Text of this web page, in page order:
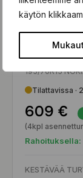
käytön
Nokian
195/70R15
Tilattavissa ·
609 €
(4kpl
Rahoituksella:
KESTÄVÄÄ